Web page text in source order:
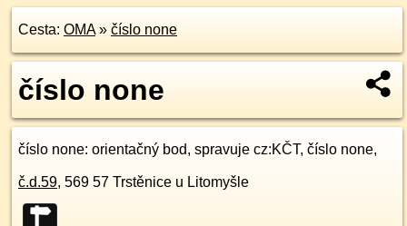
Cesta: OMA» číslo none
číslo none
číslo none: orientačný bod, spravuje cz:KČT, číslo none,
č.d.59, 569 57 Trstěnice u Litomyšle